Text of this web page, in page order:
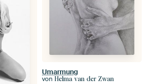
Umarmung
von Helma van der Zwan